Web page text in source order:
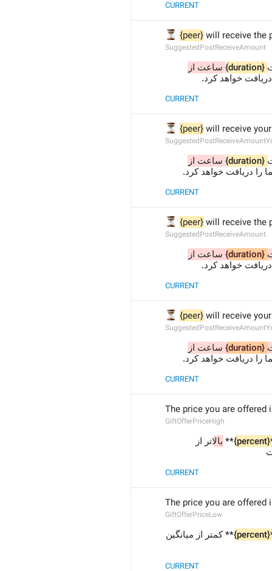
CURRENT
⏳{peer} will receive the
SuggestedPostReceiveAmount
{duration}
دریافت خواهد کرد.
CURRENT
⏳{peer} will receive
{duration}
را دریافت خواهد کرد.
CURRENT
⏳{peer} will receive the
SuggestedPostReceiveAmount
{duration} ساعت از
خواهد کرد.
CURRENT
⏳{peer} will receive
{duration} ساعت از
را دریافت خواهد کرد.
CURRENT
The price you are offered
GiftOfferPriceHigh
{percent}** بالا
CURRENT
The price you are offered
GiftOfferPriceLow
{percent}
CURRENT